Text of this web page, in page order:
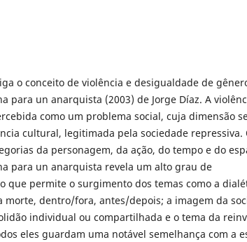
o conceito de violência e desigualdade de
para un anarquista (2003) de Jorge Díaz. A
como um problema social, cuja dimensão
cultural, legitimada pela sociedade repressiva.
da personagem, da ação, do tempo e do
para un anarquista revela um alto grau de
que permite o surgimento dos temas como a
morte, dentro/fora, antes/depois; a imagem da
individual ou compartilhada e o tema da
eles guardam uma notável semelhança com a